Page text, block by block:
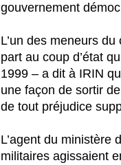
gouvernement
L’un des meneurs
part au coup d’état
1999 – a dit à IRIN
une façon de sortir
de tout préjudice
L’agent du ministère
militaires agissaient